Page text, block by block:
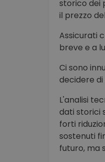
storico dei
il prezzo
Assicurati
breve e a
Ci sono
decidere di
L'analisi
dati storici
forti
sostenuti
futuro, ma